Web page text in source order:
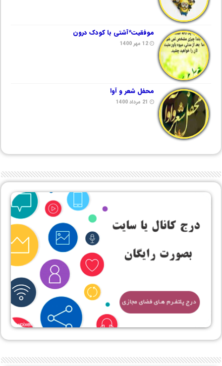
موفقیت*آشتی با کودک درون
12 مهر 1400
محفل شعر و آوا
21 مرداد 1400